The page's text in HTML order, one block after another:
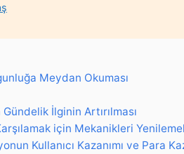
Meydan Okuması
İlginin Artırılması
için Mekanikleri
Kullanıcı Kazanımı ve Para